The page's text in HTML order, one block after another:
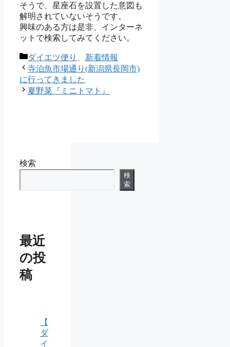
そうで、星座石を設置した意図も
解明されていないそうです。
興味のある方は是非、インターネ
ットで検索してみてください。
カ
テ
ゴ
リ
ダイエツ便り
新着情報
寺泊魚市場通り(新潟県長岡市)
に行ってきました
夏野菜『ミニトマト』
検索
検
索
最近
の投
稿
【
ダ
イ